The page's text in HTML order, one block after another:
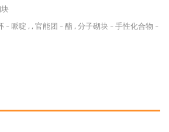
- 哌啶 , , 官能团 - 酯 , 分子砌块 - 手性化合物 -